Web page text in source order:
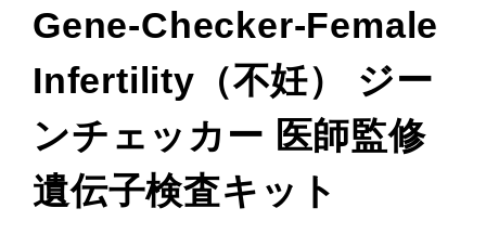
Gene-Checker-Female
Infertility（不妊） ジー
ンチェッカー 医師監修
遺伝子検査キット